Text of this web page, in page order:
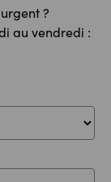
?
au vendredi :